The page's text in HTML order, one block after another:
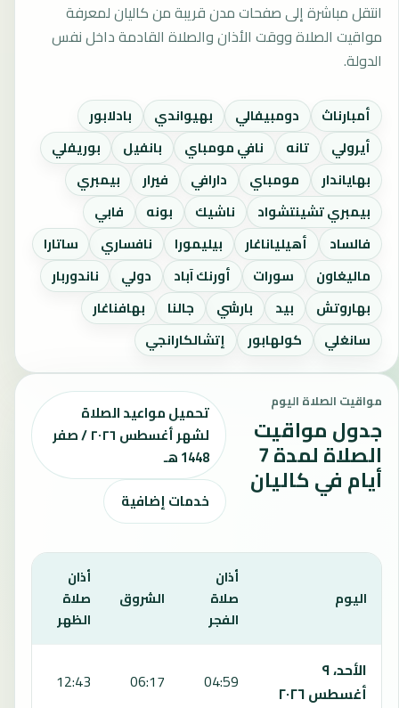
انتقل مباشرة إلى صفحات مدن قريبة من كاليان لمعرفة
مواقيت الصلاة ووقت الأذان والصلاة القادمة داخل نفس
الدولة.
أمبارناث دومبيفالي بهيواندي
بادلابور
أيرولي
تانه نافي مومباي بانفيل
بوريفلي
بهاياندار
مومباي دارافي فيرار
بيمبري
بيمبري تشينتشواد
ناشيك بونه
فابي
فالساد
أهيلياناغار بيليمورا نافساري
ساتارا
ماليغاون
سورات أورنك آباد دولي
ناندوربار
بهاروتش
بيد بارشي جالنا
بهافناغار
سانغلي
كولهابور إتشالكارانجي
مواقيت الصلاة اليوم
جدول مواقيت
الصلاة لمدة 7
أيام في كاليان
تحميل مواعيد الصلاة
لشهر أغسطس ٢٠٢٦ / صفر
1448 هـ
خدمات إضافية
اليوم
أذان
صلاة
الفجر
الشروق
أذان
صلاة
الظهر
الأحد، ٩
أغسطس ٢٠٢٦
04:59
06:17
12:43